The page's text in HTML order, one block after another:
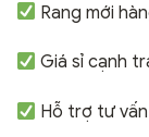
Rang mới
Giá sỉ cạnh
Hỗ trợ tư